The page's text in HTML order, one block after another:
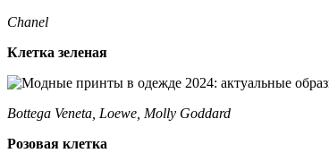
Chanel
Клетка зеленая
Bottega Veneta, Loewe, Molly Goddard
Розовая клетка